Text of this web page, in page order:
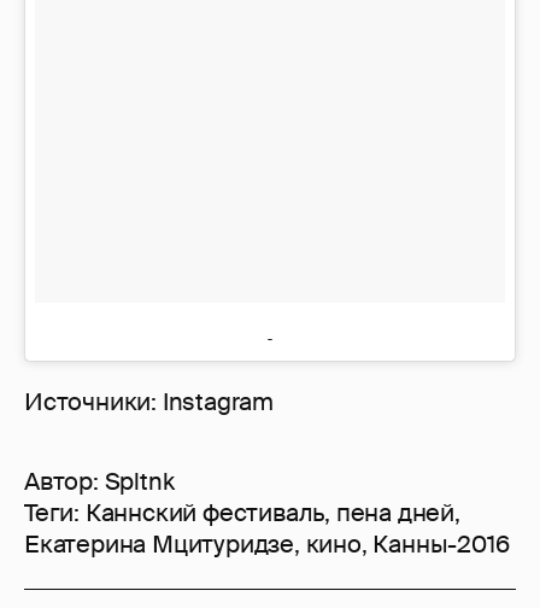
Источники: Instagram
Автор: Spltnk
Теги: Каннский фестиваль, пена дней,
Екатерина Мцитуридзе, кино, Канны-2016